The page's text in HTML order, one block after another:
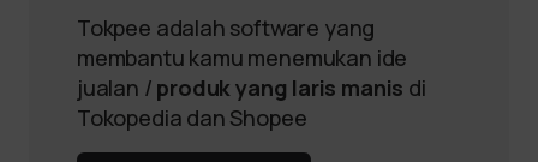
Tokpee adalah software yang
membantu kamu menemukan ide
jualan / produk yang laris manis di
Tokopedia dan Shopee